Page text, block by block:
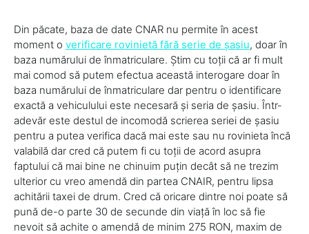
Din păcate, baza de date CNAR nu permite în acest
moment o verificare rovinietă fără serie de șasiu, doar în
baza numărului de înmatriculare. Știm cu toții că ar fi mult
mai comod să putem efectua această interogare doar în
baza numărului de înmatriculare dar pentru o identificare
exactă a vehiculului este necesară și seria de șasiu. Într-
adevăr este destul de incomodă scrierea seriei de șasiu
pentru a putea verifica dacă mai este sau nu rovinieta încă
valabilă dar cred că putem fi cu toții de acord asupra
faptului că mai bine ne chinuim puțin decât să ne trezim
ulterior cu vreo amendă din partea CNAIR, pentru lipsa
achitării taxei de drum. Cred că oricare dintre noi poate să
pună de-o parte 30 de secunde din viață în loc să fie
nevoit să achite o amendă de minim 275 RON, maxim de